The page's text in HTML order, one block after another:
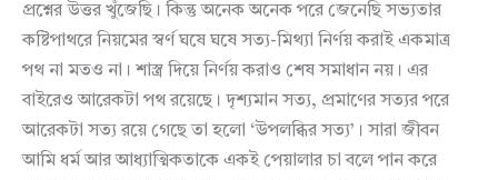
প্রশ্নের উত্তর খুঁজেছি। কিন্তু অনেক অনেক পরে জেনেছি সভ্যতার
কষ্টিপাথরে নিয়মের স্বর্ণ ঘষে ঘষে সত্য-মিথ্যা নির্ণয় করাই একমাত্র
পথ না মতও না। শাস্ত্র দিয়ে নির্ণয় করাও শেষ সমাধান নয়। এর
বাইরেও আরেকটা পথ রয়েছে। দৃশ্যমান সত্য, প্রমাণের সত্যর পরে
আরেকটা সত্য রয়ে গেছে তা হলো ‘উপলব্ধির সত্য’। সারা জীবন
আমি ধর্ম আর আধ্যাত্মিকতাকে একই পেয়ালার চা বলে পান করে